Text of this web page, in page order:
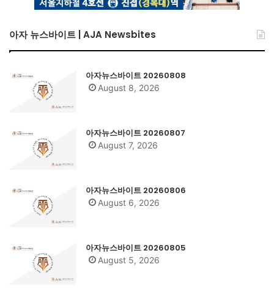
아자 뉴스바이트 | AJA Newsbites
아자뉴스바이트 20260808
August 8, 2026
아자뉴스바이트 20260807
August 7, 2026
아자뉴스바이트 20260806
August 6, 2026
아자뉴스바이트 20260805
August 5, 2026